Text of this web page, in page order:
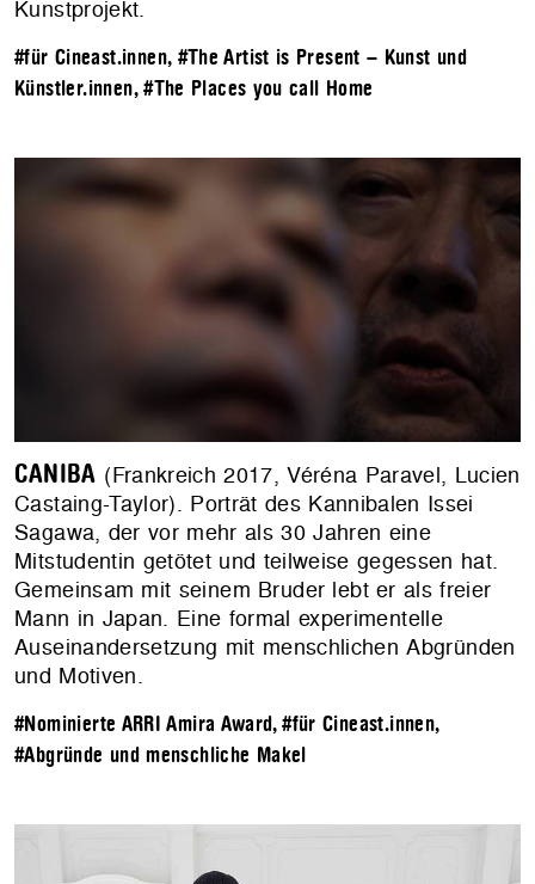
Kunstprojekt.
#für Cineast.innen, #The Artist is Present – Kunst und
Künstler.innen,#The Places you call Home
CANIBA (Frankreich 2017, Véréna Paravel, Lucien
Castaing-Taylor). Porträt des Kannibalen Issei
Sagawa, der vor mehr als 30 Jahren eine
Mitstudentin getötet und teilweise gegessen hat.
Gemeinsam mit seinem Bruder lebt er als freier
Mann in Japan. Eine formal experimentelle
Auseinandersetzung mit menschlichen Abgründen
und Motiven.
#Nominierte ARRI Amira Award,#für Cineast.innen,
#Abgründe und menschliche Makel